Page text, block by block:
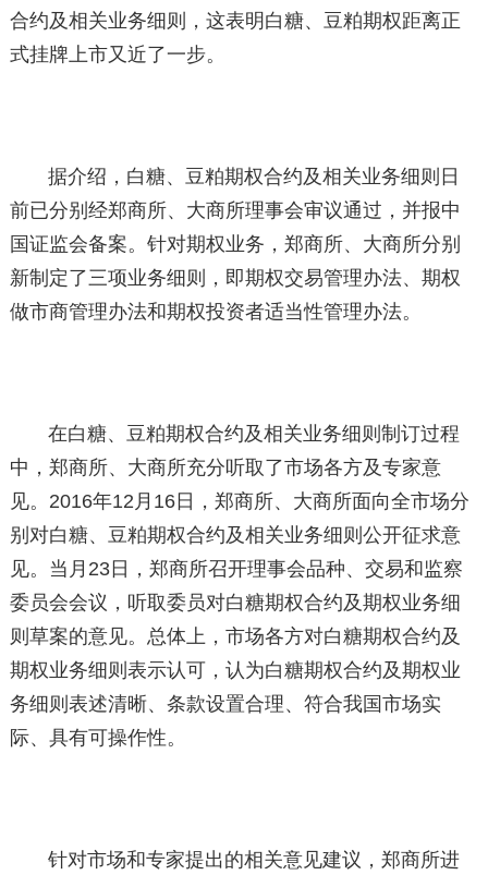
合约及相关业务细则，这表明白糖、豆粕期权距离正
式挂牌上市又近了一步。
据介绍，白糖、豆粕期权合约及相关业务细则日
前已分别经郑商所、大商所理事会审议通过，并报中
国证监会备案。针对期权业务，郑商所、大商所分别
新制定了三项业务细则，即期权交易管理办法、期权
做市商管理办法和期权投资者适当性管理办法。
在白糖、豆粕期权合约及相关业务细则制订过程
中，郑商所、大商所充分听取了市场各方及专家意
见。2016年12月16日，郑商所、大商所面向全市场分
别对白糖、豆粕期权合约及相关业务细则公开征求意
见。当月23日，郑商所召开理事会品种、交易和监察
委员会会议，听取委员对白糖期权合约及期权业务细
则草案的意见。总体上，市场各方对白糖期权合约及
期权业务细则表示认可，认为白糖期权合约及期权业
务细则表述清晰、条款设置合理、符合我国市场实
际、具有可操作性。
针对市场和专家提出的相关意见建议，郑商所进